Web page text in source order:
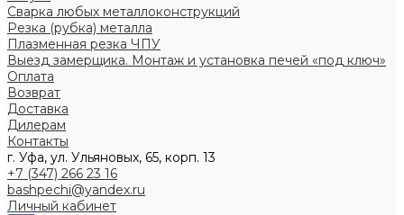
Сварка любых металлоконструкций
Резка (рубка) металла
Плазменная резка ЧПУ
Выезд замерщика. Монтаж и установка печей «под ключ»
Оплата
Возврат
Доставка
Дилерам
Контакты
г. Уфа, ул. Ульяновых, 65, корп. 13
+7 (347) 266 23 16
bashpechi@yandex.ru
Личный кабинет